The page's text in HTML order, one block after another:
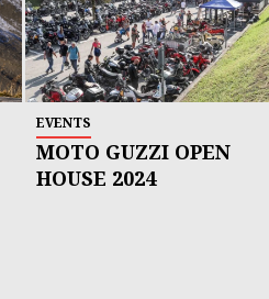
EVENTS
MOTO GUZZI OPEN
HOUSE 2024